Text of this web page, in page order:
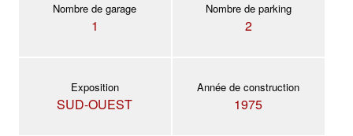
Nombre de garage
1
Nombre de parking
2
Exposition
SUD-OUEST
Année de construction
1975